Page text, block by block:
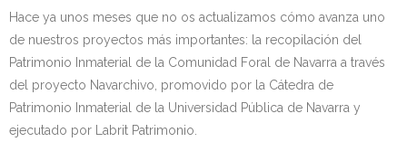
- Jabetza intelektuala | Propiedad intelectual
Vitagrama
Kontaktua | Contacto
Hace ya unos meses que no os actualizamos cómo avanza uno
de nuestros proyectos más importantes: la recopilación del
Patrimonio Inmaterial de la Comunidad Foral de Navarra a través
del proyecto Navarchivo, promovido por la Cátedra de
Patrimonio Inmaterial de la Universidad Pública de Navarra y
ejecutado por Labrit Patrimonio.